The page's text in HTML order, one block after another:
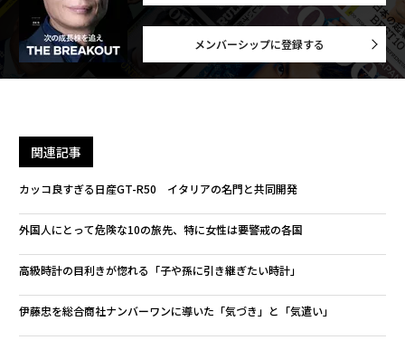
メンバーシップに登録する
関連記事
カッコ良すぎる日産GT-R50 イタリアの名門と共同開発
外国人にとって危険な10の旅先、特に女性は要警戒の各国
高級時計の目利きが惚れる「子や孫に引き継ぎたい時計」
伊藤忠を総合商社ナンバーワンに導いた「気づき」と「気遣い」